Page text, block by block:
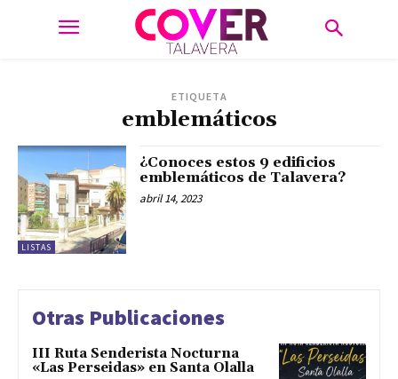
ETIQUETA
emblemáticos
LISTAS
¿Conoces estos 9 edificios
emblemáticos de Talavera?
abril 14, 2023
Otras Publicaciones
III Ruta Senderista Nocturna
«Las Perseidas» en Santa Olalla